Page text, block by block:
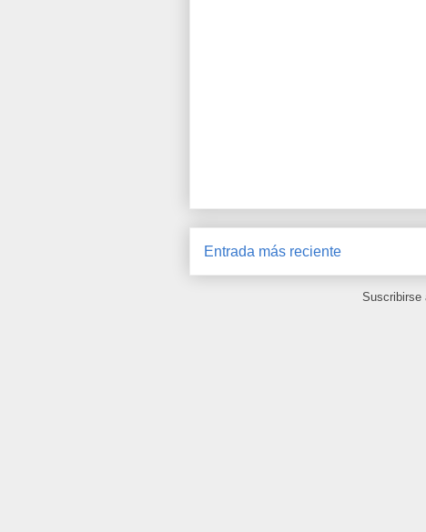
Entrada más reciente
Suscribirse